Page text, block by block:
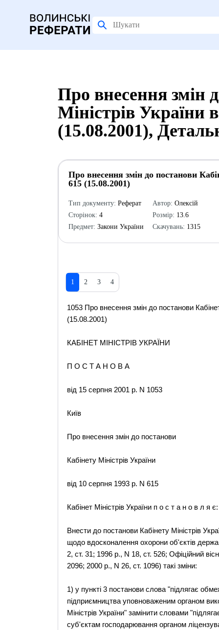
Про внесення змін
Міністрів України
(15.08.2001),
Про внесення змін до постанови
615 (15.08.2001)
Тип документу: Реферат
Сторінок: 4
Предмет: Закони України
Автор: Олексій
Розмір: 13.6
Скачувань: 1315
1 2 3 4
1053 Про внесення змін до постанови
(15.08.2001)
КАБІНЕТ МІНІСТРІВ УКРАЇНИ
П О С Т А Н О В А
від 15 серпня 2001 р. N 1053
Київ
Про внесення змін до постанови
Кабінету Міністрів України
від 10 серпня 1993 р. N 615
Кабінет Міністрів України п о с т а н о в л я є:
Внести до постанови Кабінету Міністрів
щодо вдосконалення охорони об'єктів
2, ст. 31; 1996 р., N 18, ст. 526; Офіційний
2096; 2000 р., N 26, ст. 1096) такі зміни:
1) у пункті 3 постанови слова "підлягає
підприємництва уповноваженим органом
Міністрів України" замінити словами
суб'єктам господарювання органом